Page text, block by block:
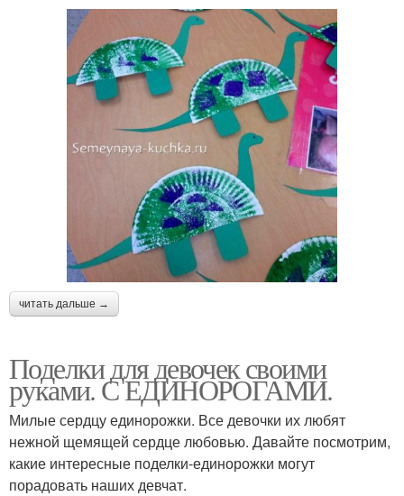
читать дальше →
Поделки для девочек своими
руками. С ЕДИНОРОГАМИ.
Милые сердцу единорожки. Все девочки их любят
нежной щемящей сердце любовью. Давайте посмотрим,
какие интересные поделки-единорожки могут
порадовать наших девчат.